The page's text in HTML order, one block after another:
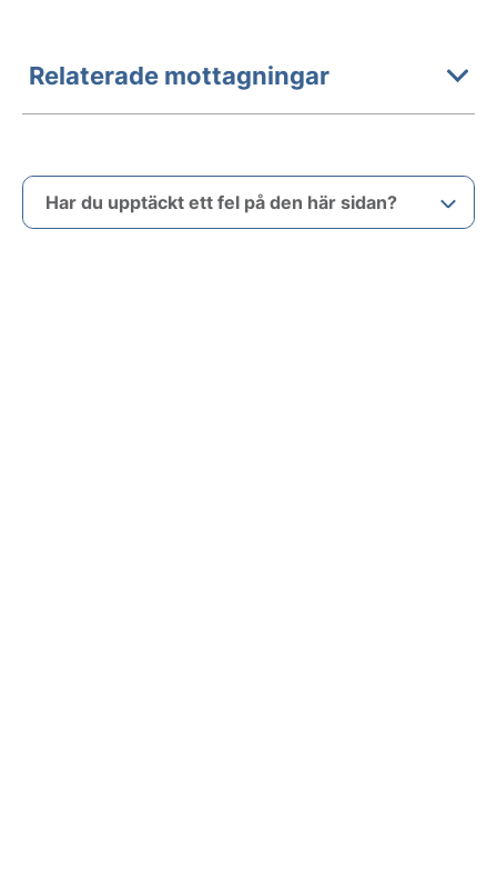
Relaterade mottagningar
Har du upptäckt ett fel på den här sidan?